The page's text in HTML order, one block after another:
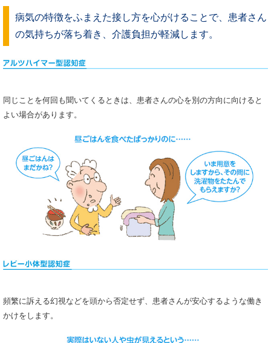
病気の特徴をふまえた接し方を心がけることで、患者さん
の気持ちが落ち着き、介護負担が軽減します。
同じことを何回も聞いてくるときは、患者さんの心を別の方向に向けると
よい場合があります。
頻繁に訴える幻視などを頭から否定せず、患者さんが安心するような働き
かけをします。